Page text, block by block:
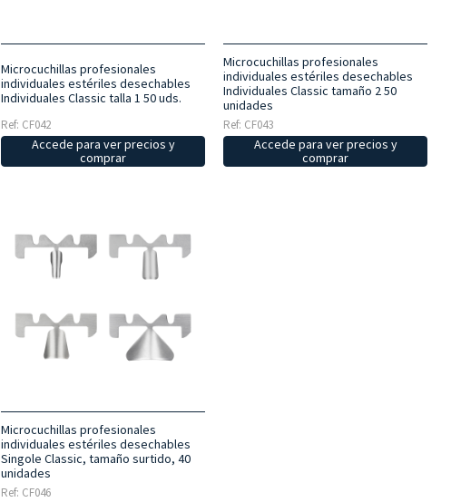
Microcuchillas profesionales
individuales estériles desechables
Individuales Classic talla 1 50 uds.
Ref: CF042
Accede para ver precios y
comprar
Microcuchillas profesionales
individuales estériles desechables
Individuales Classic tamaño 2 50
unidades
Ref: CF043
Accede para ver precios y
comprar
Microcuchillas profesionales
individuales estériles desechables
Singole Classic, tamaño surtido, 40
unidades
Ref: CF046